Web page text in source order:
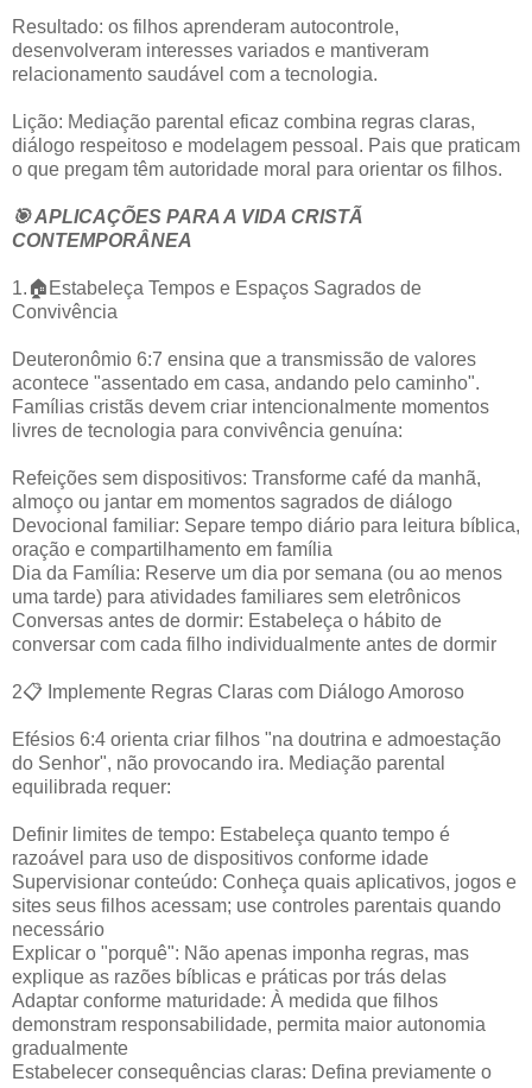
Resultado: os filhos aprenderam autocontrole,
desenvolveram interesses variados e mantiveram
relacionamento saudável com a tecnologia.
Lição: Mediação parental eficaz combina regras claras,
diálogo respeitoso e modelagem pessoal. Pais que praticam
o que pregam têm autoridade moral para orientar os filhos.
🎯 APLICAÇÕES PARA A VIDA CRISTÃ
CONTEMPORÂNEA
1.🏠Estabeleça Tempos e Espaços Sagrados de
Convivência
Deuteronômio 6:7 ensina que a transmissão de valores
acontece "assentado em casa, andando pelo caminho".
Famílias cristãs devem criar intencionalmente momentos
livres de tecnologia para convivência genuína:
Refeições sem dispositivos: Transforme café da manhã,
almoço ou jantar em momentos sagrados de diálogo
Devocional familiar: Separe tempo diário para leitura bíblica,
oração e compartilhamento em família
Dia da Família: Reserve um dia por semana (ou ao menos
uma tarde) para atividades familiares sem eletrônicos
Conversas antes de dormir: Estabeleça o hábito de
conversar com cada filho individualmente antes de dormir
2📋 Implemente Regras Claras com Diálogo Amoroso
Efésios 6:4 orienta criar filhos "na doutrina e admoestação
do Senhor", não provocando ira. Mediação parental
equilibrada requer:
Definir limites de tempo: Estabeleça quanto tempo é
razoável para uso de dispositivos conforme idade
Supervisionar conteúdo: Conheça quais aplicativos, jogos e
sites seus filhos acessam; use controles parentais quando
necessário
Explicar o "porquê": Não apenas imponha regras, mas
explique as razões bíblicas e práticas por trás delas
Adaptar conforme maturidade: À medida que filhos
demonstram responsabilidade, permita maior autonomia
gradualmente
Estabelecer consequências claras: Defina previamente o